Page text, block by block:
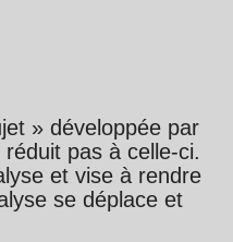
» développée par
pas à celle-ci.
et vise à rendre
se déplace et